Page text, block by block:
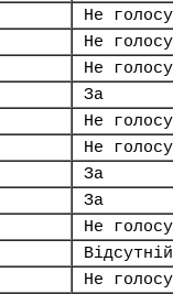
Не
Не
Не
За
Не
Не
За
За
Не
Відсутній
Не